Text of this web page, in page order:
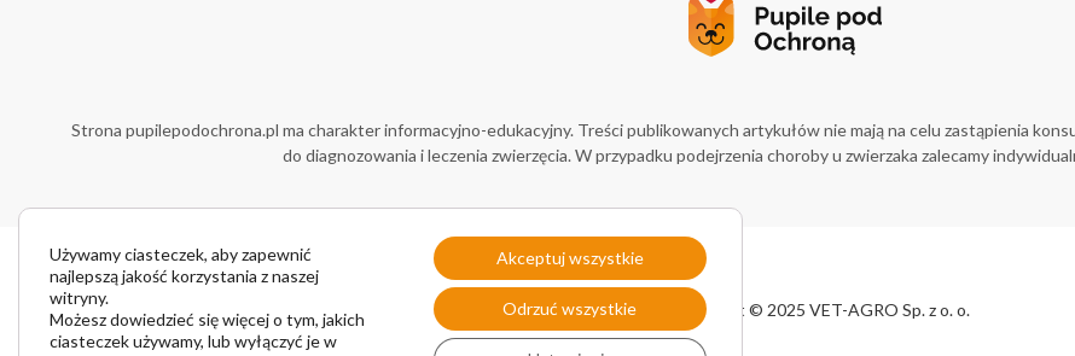
Strona pupilepodochrona.pl ma charakter informacyjno-edukacyjny. Treści publikowanych artykułów nie mają na celu zastąpienia
do diagnozowania i leczenia zwierzęcia. W przypadku podejrzenia choroby u zwierzaka zalecamy
Przedsiębiorstwo Wielobranżowe Vet-Agro Sp z o.o.
ul. Gliniana 32, 20-616 Lublin, NIP 712-015-30-52
: ul. Mełgiewska 18, 20-234
tel. +48 81 445 23 00, e-mail vet-agro@vet-agro.pl
www.vet-agro.pl
Copyright © 2025 VET-AGRO Sp. z o. o.
Używamy ciasteczek, aby zapewnić
najlepszą jakość korzystania z naszej
witryny.
Możesz dowiedzieć się więcej o tym, jakich
ciasteczek używamy, lub wyłączyć je w
Akceptuj wszystkie
Odrzuć wszystkie